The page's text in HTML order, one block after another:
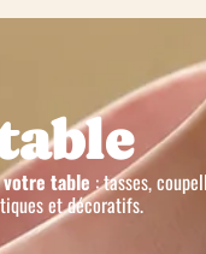
table : tasses,
et décoratifs.